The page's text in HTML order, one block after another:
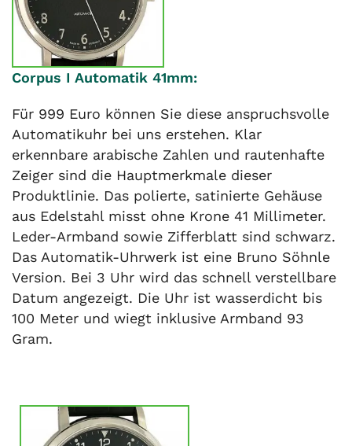
Corpus I Automatik 41mm:
Für 999 Euro können Sie diese anspruchsvolle
Automatikuhr bei uns erstehen. Klar
erkennbare arabische Zahlen und rautenhafte
Zeiger sind die Hauptmerkmale dieser
Produktlinie. Das polierte, satinierte Gehäuse
aus Edelstahl misst ohne Krone 41 Millimeter.
Leder-Armband sowie Zifferblatt sind schwarz.
Das Automatik-Uhrwerk ist eine Bruno Söhnle
Version. Bei 3 Uhr wird das schnell verstellbare
Datum angezeigt. Die Uhr ist wasserdicht bis
100 Meter und wiegt inklusive Armband 93
Gram.